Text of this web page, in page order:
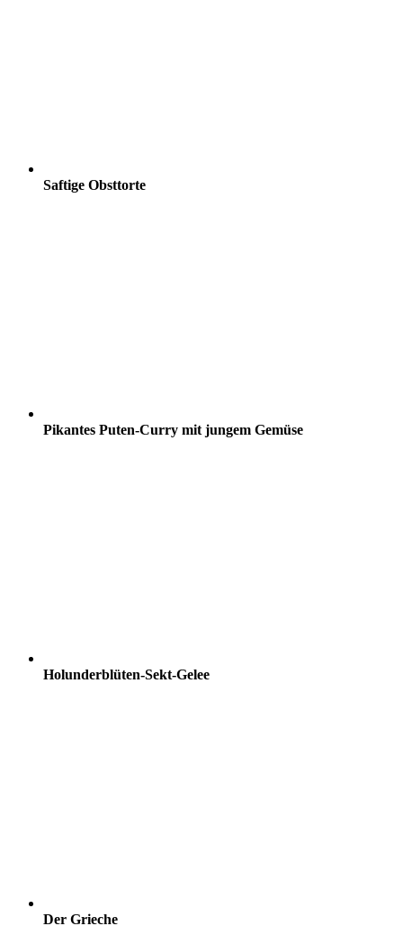
Saftige Obsttorte
Pikantes Puten-Curry mit jungem Gemüse
Holunderblüten-Sekt-Gelee
Der Grieche